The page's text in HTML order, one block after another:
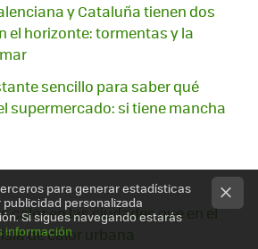
y Cataluña tienen dos
el horizonte: tormentas y la
sencillo para saber qué
supermercado: si tiene mancha
calor en las ciudades que en el
de calor urbana
para generar estadísticas
personalizada
Si sigues navegando estarás
información